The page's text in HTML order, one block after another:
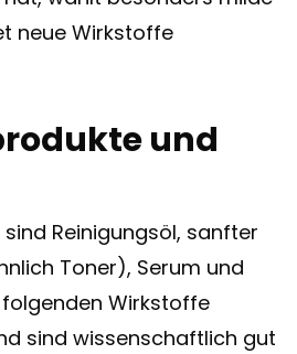
neue Wirkstoffe
und
Reinigungsöl, sanfter
Toner), Serum und
folgenden Wirkstoffe
sind wissenschaftlich gut